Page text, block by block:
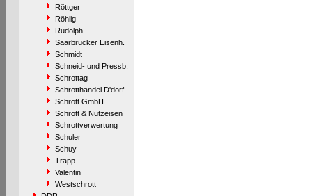
Röttger
Röhlig
Rudolph
Saarbrücker Eisenh.
Schmidt
Schneid- und Pressb.
Schrottag
Schrotthandel D'dorf
Schrott GmbH
Schrott & Nutzeisen
Schrottverwertung
Schuler
Schuy
Trapp
Valentin
Westschrott